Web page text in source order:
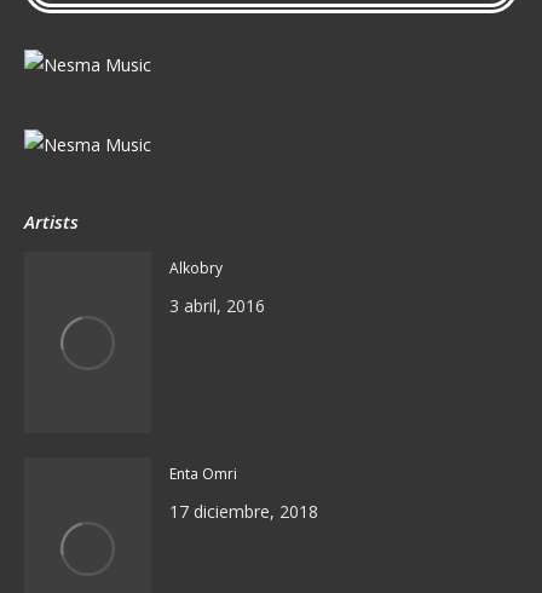
Artists
Alkobry
3 abril, 2016
Enta Omri
17 diciembre, 2018